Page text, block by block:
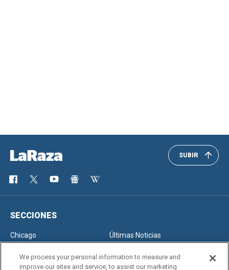
SUBIR
SECCIONES
Chicago
Últimas Noticias
We process your personal information to measure and
improve our sites and service, to assist our marketing